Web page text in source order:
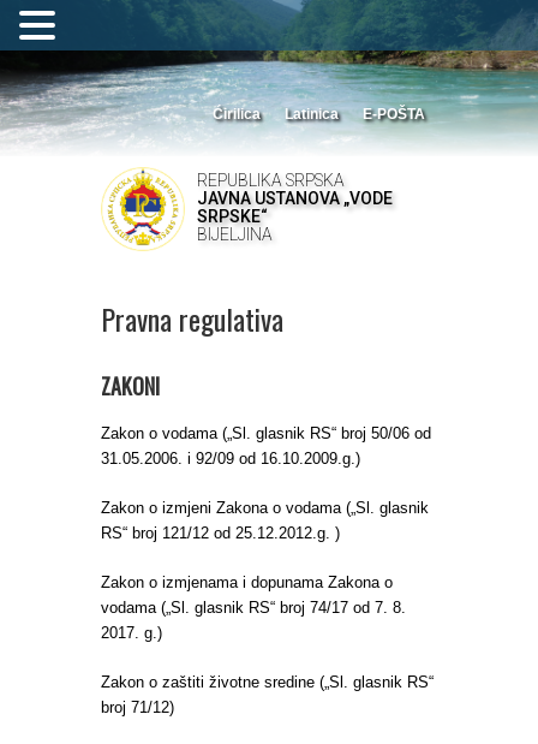
Ćirilica Latinica E-POŠTA
REPUBLIKA SRPSKA
JAVNA USTANOVA „VODE
SRPSKE“
BIJELJINA
Pravna regulativa
ZAKONI
Zakon o vodama („Sl. glasnik RS“ broj 50/06 od
31.05.2006. i 92/09 od 16.10.2009.g.)
Zakon o izmjeni Zakona o vodama („Sl. glasnik
RS“ broj 121/12 od 25.12.2012.g. )
Zakon o izmjenama i dopunama Zakona o
vodama („Sl. glasnik RS“ broj 74/17 od 7. 8.
2017. g.)
Zakon o zaštiti životne sredine („Sl. glasnik RS“
broj 71/12)